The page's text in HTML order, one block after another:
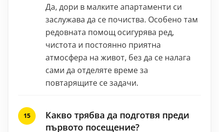
Да, дори в малките апартаменти си
заслужава да се почиства. Особено там
редовната помощ осигурява ред,
чистота и постоянно приятна
атмосфера на живот, без да се налага
сами да отделяте време за
повтарящите се задачи.
Какво трябва да подготвя преди
първото посещение?